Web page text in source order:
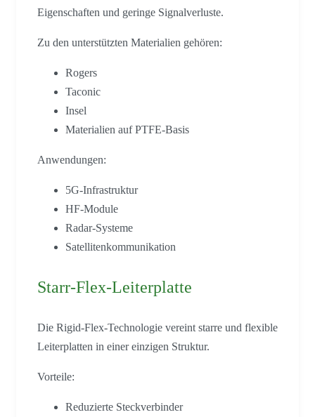
Eigenschaften und geringe Signalverluste.
Zu den unterstützten Materialien gehören:
Rogers
Taconic
Insel
Materialien auf PTFE-Basis
Anwendungen:
5G-Infrastruktur
HF-Module
Radar-Systeme
Satellitenkommunikation
Starr-Flex-Leiterplatte
Die Rigid-Flex-Technologie vereint starre und flexible
Leiterplatten in einer einzigen Struktur.
Vorteile:
Reduzierte Steckverbinder